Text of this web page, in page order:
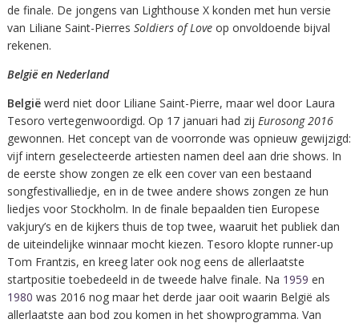
de finale. De jongens van Lighthouse X konden met hun versie
van Liliane Saint-Pierres Soldiers of Love op onvoldoende bijval
rekenen.
België en Nederland
België werd niet door Liliane Saint-Pierre, maar wel door Laura
Tesoro vertegenwoordigd. Op 17 januari had zij Eurosong 2016
gewonnen. Het concept van de voorronde was opnieuw gewijzigd:
vijf intern geselecteerde artiesten namen deel aan drie shows. In
de eerste show zongen ze elk een cover van een bestaand
songfestivalliedje, en in de twee andere shows zongen ze hun
liedjes voor Stockholm. In de finale bepaalden tien Europese
vakjury’s en de kijkers thuis de top twee, waaruit het publiek dan
de uiteindelijke winnaar mocht kiezen. Tesoro klopte runner-up
Tom Frantzis, en kreeg later ook nog eens de allerlaatste
startpositie toebedeeld in de tweede halve finale. Na 1959 en
1980 was 2016 nog maar het derde jaar ooit waarin België als
allerlaatste aan bod zou komen in het showprogramma. Van